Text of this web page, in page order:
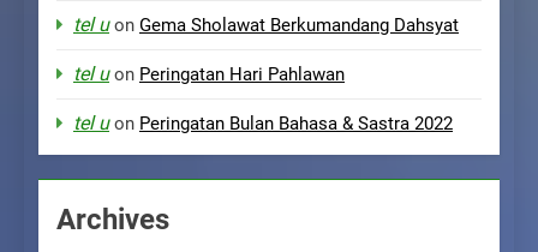
tel uon Gema Sholawat Berkumandang Dahsyat
tel uon Peringatan Hari Pahlawan
tel uon Peringatan Bulan Bahasa & Sastra 2022
Archives